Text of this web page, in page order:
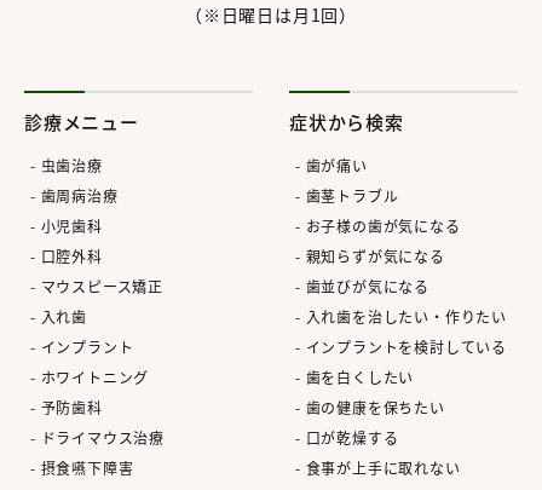
（※日曜日は月1回）
診療メニュー
虫歯治療
歯周病治療
小児歯科
口腔外科
マウスピース矯正
入れ歯
インプラント
ホワイトニング
予防歯科
ドライマウス治療
摂食嚥下障害
症状から検索
歯が痛い
歯茎トラブル
お子様の歯が気になる
親知らずが気になる
歯並びが気になる
入れ歯を治したい・作りたい
インプラントを検討している
歯を白くしたい
歯の健康を保ちたい
口が乾燥する
食事が上手に取れない